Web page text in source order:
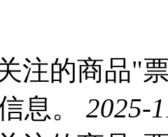
注的商品"
息。 2025-